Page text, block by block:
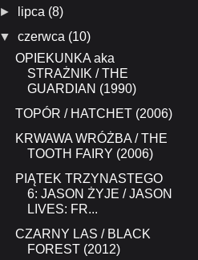
►
lipca (8)
▼czerwca (10)
OPIEKUNKA aka
STRAŻNIK / THE
GUARDIAN (1990)
TOPÓR / HATCHET (2006)
KRWAWA WRÓŻBA / THE
TOOTH FAIRY (2006)
PIĄTEK TRZYNASTEGO
6: JASON ŻYJE / JASON
LIVES: FR...
CZARNY LAS / BLACK
FOREST (2012)